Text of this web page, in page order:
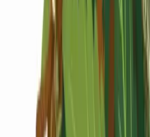
Live Rosin